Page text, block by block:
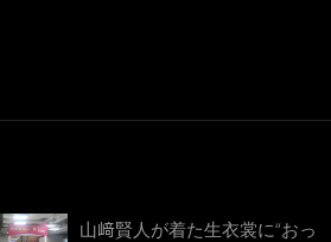
山﨑賢人が着た生衣裳に“おっ